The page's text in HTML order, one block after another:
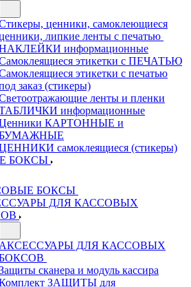
ценники, самоклеющиеся
липкие ленты с печатью
информационные
этикетки с ПЕЧАТЬЮ
этикетки с печатью
заказ (стикеры)
ленты и пленки
информационные
КАРТОННЫЕ и
самоклеящиеся (стикеры)
БОКСЫ
БОКСЫ
ДЛЯ КАССОВЫХ
АКСЕССУАРЫ ДЛЯ КАССОВЫХ
сканера и модуль кассира
ЗАЩИТЫ для